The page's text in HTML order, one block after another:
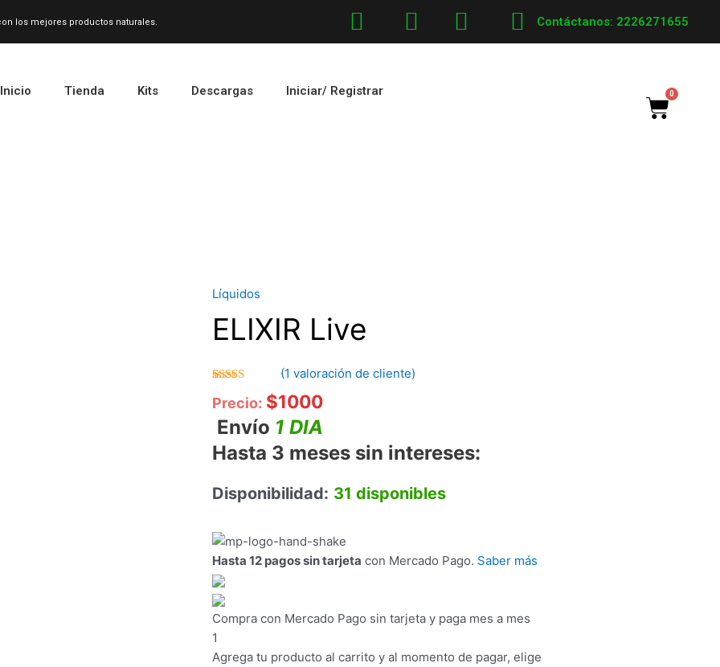
los mejores productos naturales. Contáctanos: 2226271655
Inicio Tienda Kits Descargas Iniciar/ Registrar
Cart
Líquidos
ELIXIR Live
con5.00de
valoración
(1 valoración de cliente)
Precio: $1000
Envío 1 DIA
Hasta 3 meses sin intereses:
Disponibilidad: 31 disponibles
Hasta 12 pagos sin tarjeta con Mercado Pago. Saber más
Compra con Mercado Pago sin tarjeta y paga mes a mes
1
Agrega tu producto al carrito y al momento de pagar, elige
Cantidad